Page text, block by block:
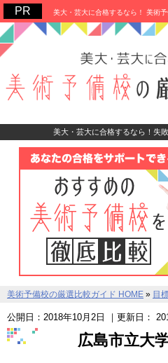
美大・芸大に合格するなら！ 美術
美大・芸大に合格するなら！失
美術予備校の厳選比較ガイド HOME » 目
公開日： 2018年10月2日 ｜更新日：
広島市立大